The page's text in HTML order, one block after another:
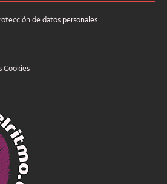
de datos personales
Cookies